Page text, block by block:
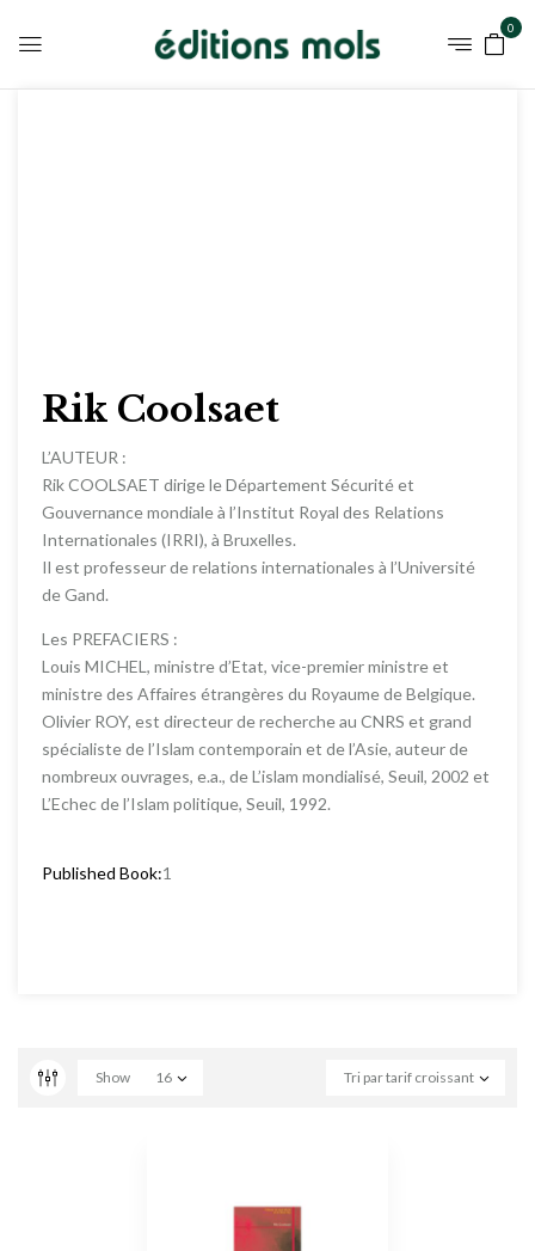
0
Rik Coolsaet
L’AUTEUR :
Rik COOLSAET dirige le Département Sécurité et
Gouvernance mondiale à l’Institut Royal des Relations
Internationales (IRRI), à Bruxelles.
Il est professeur de relations internationales à l’Université
de Gand.
Les PREFACIERS :
Louis MICHEL, ministre d’Etat, vice-premier ministre et
ministre des Affaires étrangères du Royaume de Belgique.
Olivier ROY, est directeur de recherche au CNRS et grand
spécialiste de l’Islam contemporain et de l’Asie, auteur de
nombreux ouvrages, e.a., de L’islam mondialisé, Seuil, 2002 et
L’Echec de l’Islam politique, Seuil, 1992.
Published Book:1
Tri par tarif croissant
Show 16